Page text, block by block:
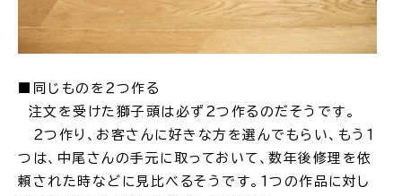
防災情報サイト
出雲新話2030
市役所へのアクセス
各課へのお問い合わせ
■同じものを２つ作る
注文を受けた獅子頭は必ず２つ作るのだそうです。
２つ作り、お客さんに好きな方を選んでもらい、もう１
つは、中尾さんの手元に取っておいて、数年後修理を依
頼された時などに見比べるそうです。１つの作品に対し